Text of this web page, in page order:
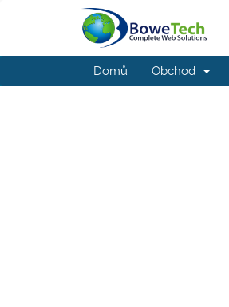
Domů Obchod